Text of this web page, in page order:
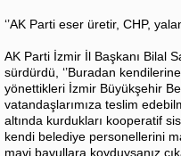
‘’AK Parti eser üretir, CHP,
AK Parti İzmir İl Başkanı Bilal
sürdürdü, ‘’Buradan
yönettikleri İzmir Büyükşehir
vatandaşlarımıza teslim
altında kurdukları kooperatif
kendi belediye personellerini
mavi bavullara koyduysanız